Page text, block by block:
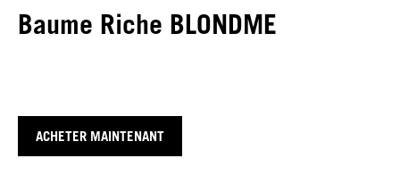
Baume Riche BLONDME
ACHETER MAINTENANT